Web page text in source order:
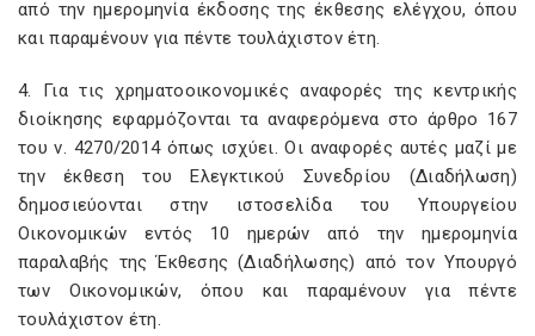
από την ημερομηνία έκδοσης της έκθεσης ελέγχου, όπου
και παραμένουν για πέντε τουλάχιστον έτη.
4. Για τις χρηματοοικονομικές αναφορές της κεντρικής
διοίκησης εφαρμόζονται τα αναφερόμενα στο άρθρο 167
του ν. 4270/2014 όπως ισχύει. Οι αναφορές αυτές μαζί με
την έκθεση του Ελεγκτικού Συνεδρίου (Διαδήλωση)
δημοσιεύονται στην ιστοσελίδα του Υπουργείου
Οικονομικών εντός 10 ημερών από την ημερομηνία
παραλαβής της Έκθεσης (Διαδήλωσης) από τον Υπουργό
των Οικονομικών, όπου και παραμένουν για πέντε
τουλάχιστον έτη.